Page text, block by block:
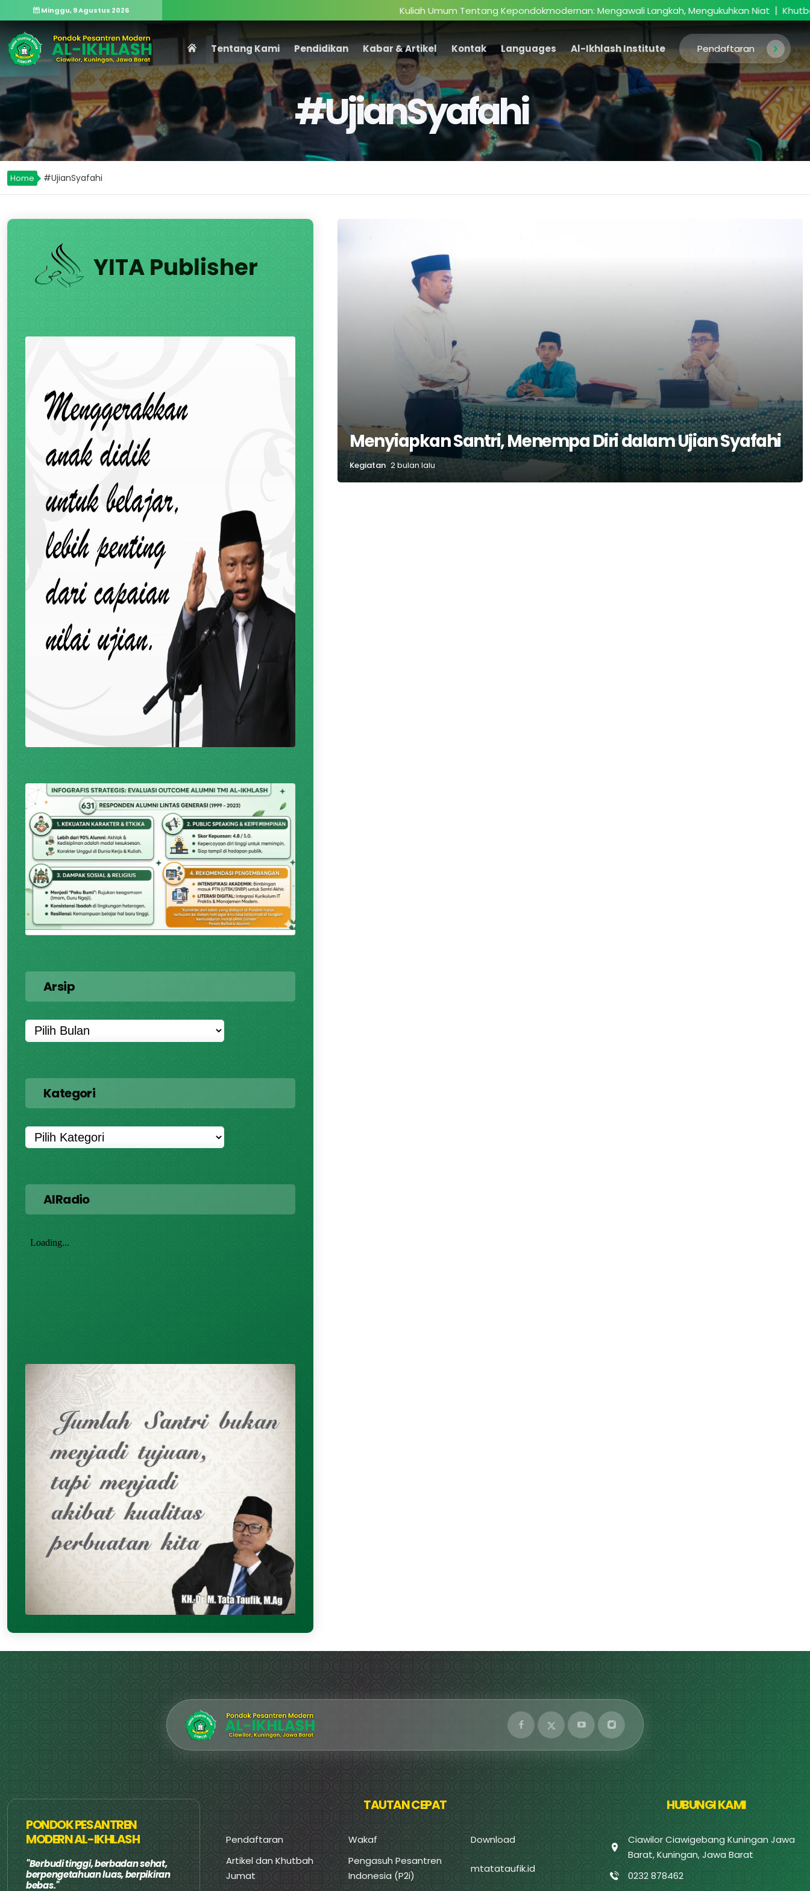
Tentang Kami Pendidikan Kabar & Artikel Kontak Languages Al-Ikhlash Institute Pendaftaran
Kuliah Umum Tentang Kepondokmodernan: Mengawali Langkah, Mengukuhkan Niat|Khutbatul ‘Arsy
Minggu, 9 Agustus 2026
#UjianSyafahi
Home #UjianSyafahi
Arsip
Kategori
AIRadio
Menyiapkan Santri, Menempa Diri dalam Ujian Syafahi
Kegiatan 2 bulan lalu
PONDOK PESANTREN
MODERN AL-IKHLASH
Berbudi tinggi, berbadan sehat,
berpengetahuan luas, berpikiran
bebas.
TAUTAN CEPAT
Pendaftaran Wakaf
Download
Artikel dan Khutbah
Jumat
Pengasuh Pesantren
Indonesia (P2i)
mtatataufik.id
HUBUNGI KAMI
Ciawilor Ciawigebang Kuningan Jawa
Barat, Kuningan, Jawa Barat
0232 878462